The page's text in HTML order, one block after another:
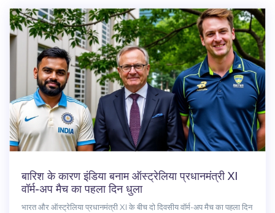
बारिश के कारण इंडिया बनाम ऑस्ट्रेलिया प्रधानमंत्री XI
वॉर्म-अप मैच का पहला दिन धुला
भारत और ऑस्ट्रेलिया प्रधानमंत्री XI के बीच दो दिवसीय वॉर्म-अप मैच का पहला दिन